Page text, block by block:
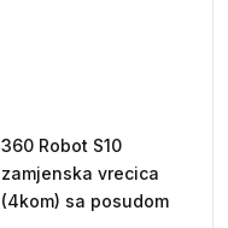
360 Robot S10
zamjenska vrecica
(4kom) sa posudom